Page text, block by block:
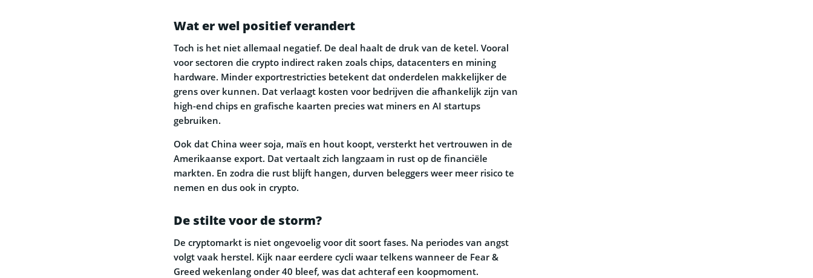
Wat er wel positief verandert
Toch is het niet allemaal negatief. De deal haalt de druk van de ketel. Vooral
voor sectoren die crypto indirect raken zoals chips, datacenters en mining
hardware. Minder exportrestricties betekent dat onderdelen makkelijker de
grens over kunnen. Dat verlaagt kosten voor bedrijven die afhankelijk zijn van
high-end chips en grafische kaarten precies wat miners en AI startups
gebruiken.
Ook dat China weer soja, maïs en hout koopt, versterkt het vertrouwen in de
Amerikaanse export. Dat vertaalt zich langzaam in rust op de financiële
markten. En zodra die rust blijft hangen, durven beleggers weer meer risico te
nemen en dus ook in crypto.
De stilte voor de storm?
De cryptomarkt is niet ongevoelig voor dit soort fases. Na periodes van angst
volgt vaak herstel. Kijk naar eerdere cycli waar telkens wanneer de Fear &
Greed wekenlang onder 40 bleef, was dat achteraf een koopmoment.